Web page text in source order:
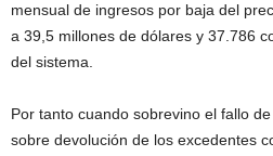
mensual de ingresos por baja del
a 39,5 millones de dólares y 37.786
del sistema.
Por tanto cuando sobrevino el fallo
sobre devolución de los excedentes